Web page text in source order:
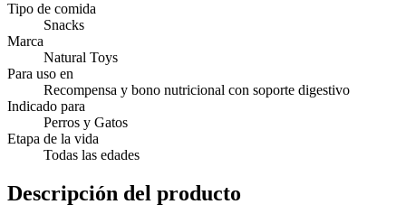
Tipo de comida
Snacks
Marca
Natural Toys
Para uso en
Recompensa y bono nutricional con soporte digestivo
Indicado para
Perros y Gatos
Etapa de la vida
Todas las edades
Descripción del producto